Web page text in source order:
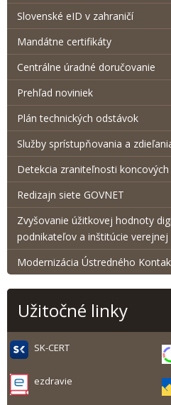
Slovenské eID v zahraničí
Mandátne certifikáty
Centrálne úradné doručovanie
Prehľad noviniek
Plán technických odstávok
Služby sprístupňovania a
Detekcia zraniteľnosti
Redizajn siete GOVNET
Zvyšovanie úžitkovej hodnoty
podnikateľov a inštitúcie verejnej
Modernizácia Ústredného
Užitočné linky
SK-CERT
ezdravie